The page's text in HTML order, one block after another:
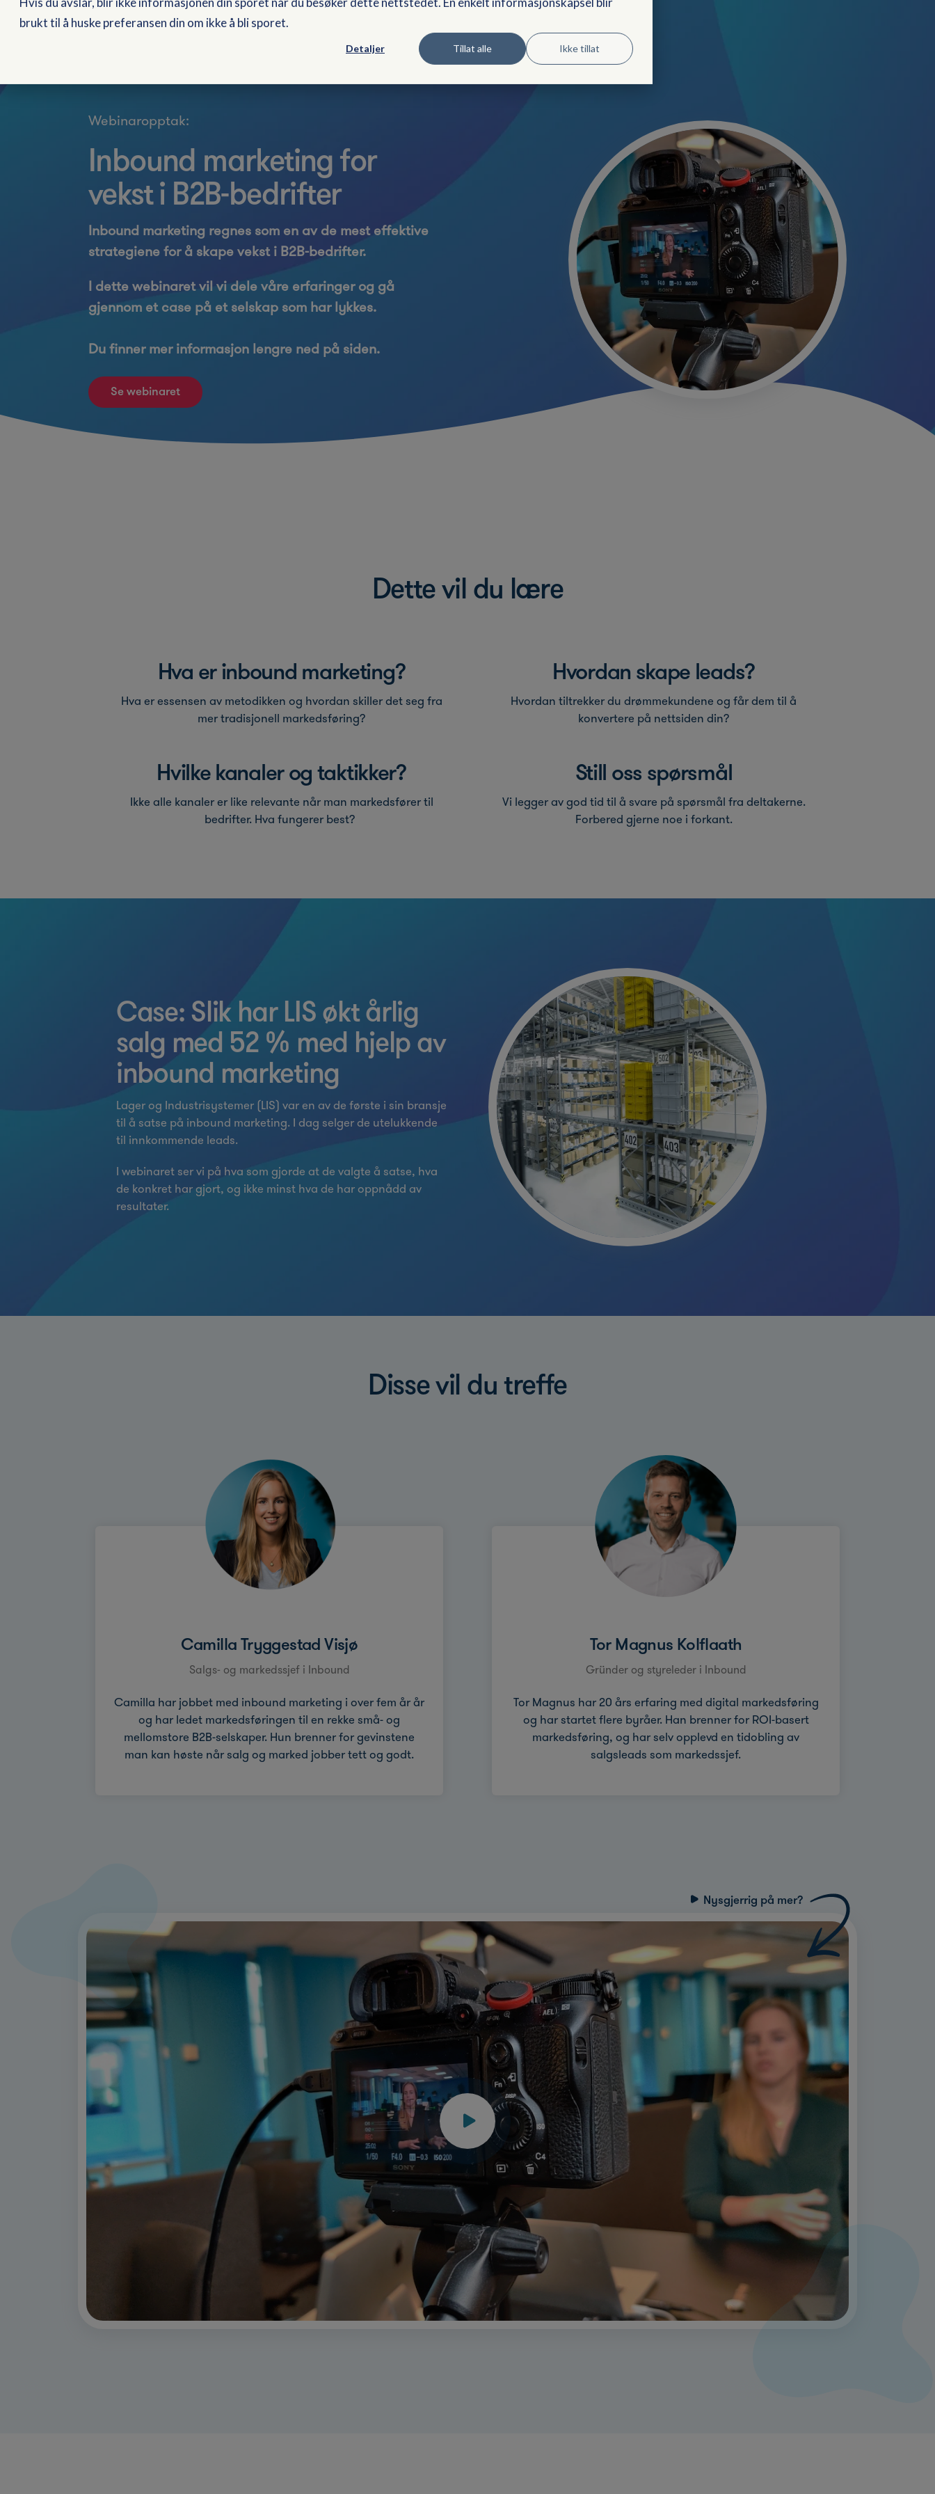
brukt til å huske preferansen din om ikke å bli sporet.
Detaljer Tillat alle Ikke tillat
Webinaropptak:
Inbound marketing for
vekst i B2B-bedrifter
Inbound marketing regnes som en av de mest effektive
strategiene for å skape vekst i B2B-bedrifter.
I dette webinaret vil vi dele våre erfaringer og gå
gjennom et case på et selskap som har lykkes.
Du finner mer informasjon lengre ned på siden.
Se webinaret
Dette vil du lære
Hva er inbound marketing?
Hva er essensen av metodikken og hvordan skiller det seg fra
mer tradisjonell markedsføring?
Hvordan skape leads?
Hvordan tiltrekker du drømmekundene og får dem til å
konvertere på nettsiden din?
Hvilke kanaler og taktikker?
Ikke alle kanaler er like relevante når man markedsfører til
bedrifter. Hva fungerer best?
Still oss spørsmål
Vi legger av god tid til å svare på spørsmål fra deltakerne.
Forbered gjerne noe i forkant.
Case: Slik har LIS økt årlig
salg med 52 % med hjelp av
inbound marketing
Lager og Industrisystemer (LIS) var en av de første i sin bransje
til å satse på inbound marketing. I dag selger de utelukkende
til innkommende leads.
I webinaret ser vi på hva som gjorde at de valgte å satse, hva
de konkret har gjort, og ikke minst hva de har oppnådd av
resultater.
Disse vil du treffe
Camilla Tryggestad Visjø
Salgs- og markedssjef i Inbound
Camilla har jobbet med inbound marketing i over fem år år
og har ledet markedsføringen til en rekke små- og
mellomstore B2B-selskaper. Hun brenner for gevinstene
man kan høste når salg og marked jobber tett og godt.
Tor Magnus Kolflaath
Gründer og styreleder i Inbound
Tor Magnus har 20 års erfaring med digital markedsføring
og har startet flere byråer. Han brenner for ROI-basert
markedsføring, og har selv opplevd en tidobling av
salgsleads som markedssjef.
Nysgjerrig på mer?